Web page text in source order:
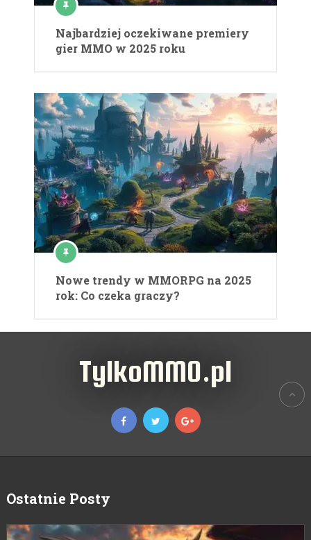
Najbardziej oczekiwane premiery
gier MMO w 2025 roku
Nowe trendy w MMORPG na 2025
rok: Co czeka graczy?
TylkoMMO.pl
Ostatnie Posty